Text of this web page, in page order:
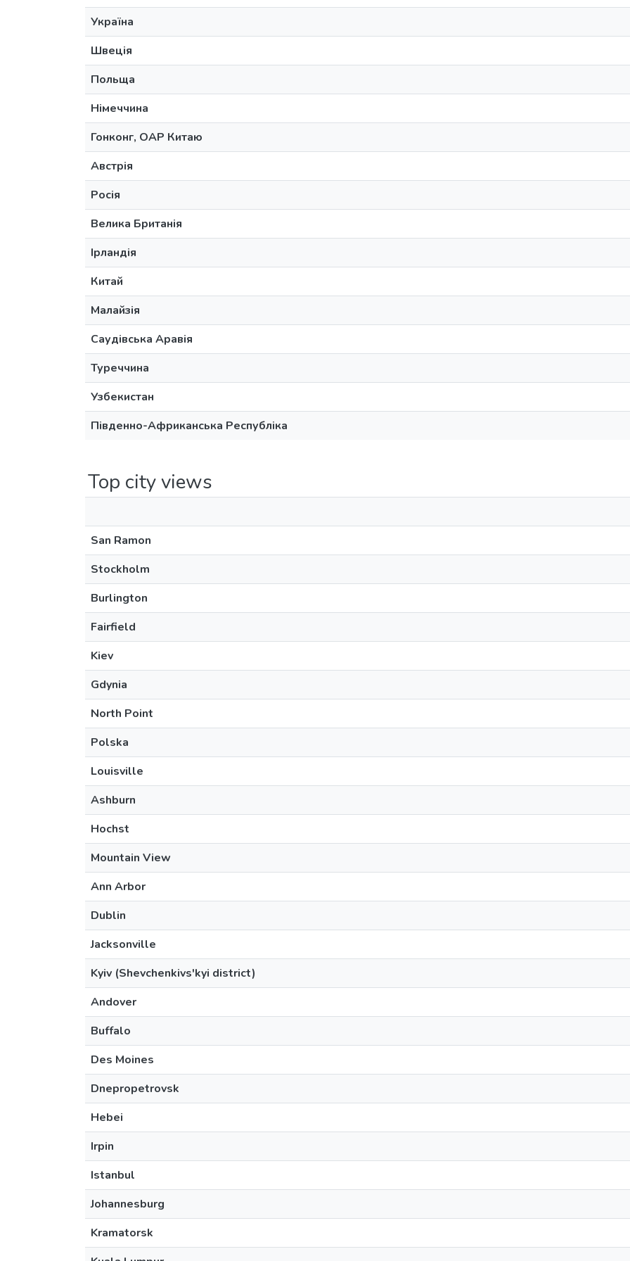
Україна
Швеція
Польща
Німеччина
Гонконг, ОАР Китаю
Австрія
Росія
Велика Британія
Ірландія
Китай
Малайзія
Саудівська Аравія
Туреччина
Узбекистан
Південно-Африканська Республіка
Top city views
San Ramon
Stockholm
Burlington
Fairfield
Kiev
Gdynia
North Point
Polska
Louisville
Ashburn
Hochst
Mountain View
Ann Arbor
Dublin
Jacksonville
Kyiv (Shevchenkivs'kyi district)
Andover
Buffalo
Des Moines
Dnepropetrovsk
Hebei
Irpin
Istanbul
Johannesburg
Kramatorsk